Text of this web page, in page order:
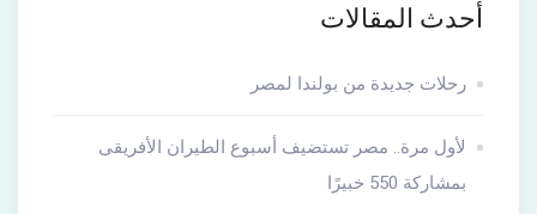
أحدث المقالات
رحلات جديدة من بولندا لمصر
لأول مرة.. مصر تستضيف أسبوع الطيران الأفريقى
بمشاركة 550 خبيرًا